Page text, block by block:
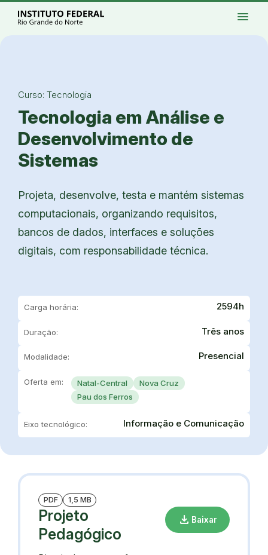
Ir para a página inicial
Ir para a busca
Acessibilidade
menu
Curso: Tecnologia
Tecnologia em Análise e
Desenvolvimento de
Sistemas
Projeta, desenvolve, testa e mantém sistemas
computacionais, organizando requisitos,
bancos de dados, interfaces e soluções
digitais, com responsabilidade técnica.
Carga horária: 2594h
Duração: Três anos
Modalidade: Presencial
Oferta em: Natal-Central
Nova Cruz
Pau dos Ferros
Eixo tecnológico: Informação e Comunicação
PDF 1,5 MB
Projeto
Pedagógico
download Baixar